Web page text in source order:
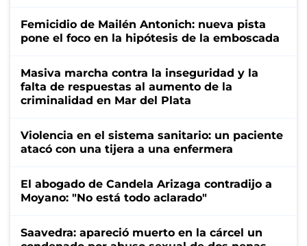
Femicidio de Mailén Antonich: nueva pista
pone el foco en la hipótesis de la emboscada
Masiva marcha contra la inseguridad y la
falta de respuestas al aumento de la
criminalidad en Mar del Plata
Violencia en el sistema sanitario: un paciente
atacó con una tijera a una enfermera
El abogado de Candela Arizaga contradijo a
Moyano: "No está todo aclarado"
Saavedra: apareció muerto en la cárcel un